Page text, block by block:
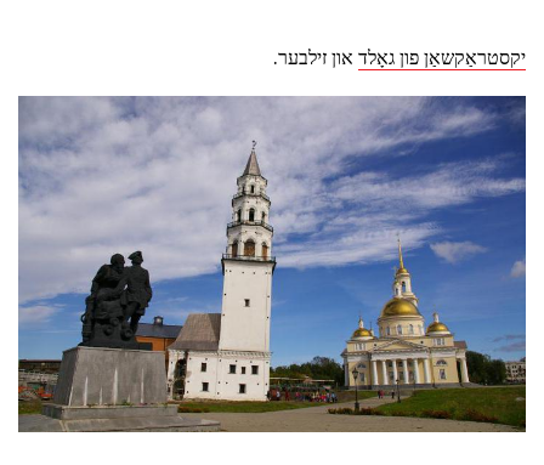
יקסטראַקשאַן פון גאָלד און זילבער.